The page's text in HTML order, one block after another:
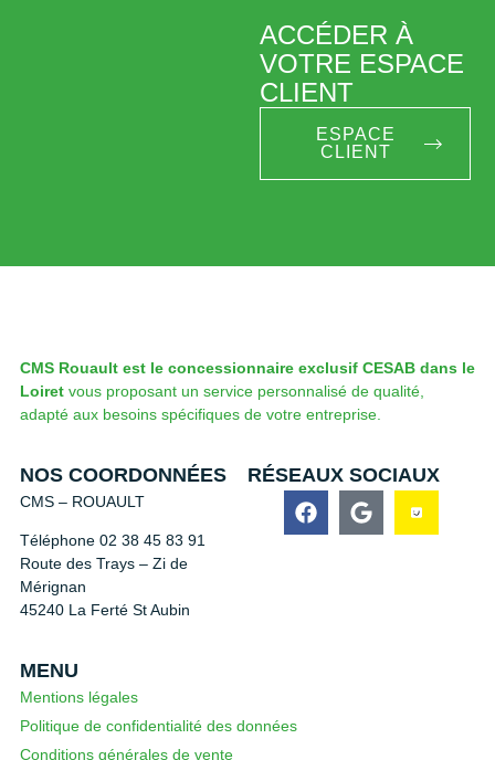
ACCÉDER À
VOTRE ESPACE
CLIENT
ESPACE
CLIENT
CMS Rouault est le concessionnaire exclusif CESAB dans le
Loiretvous proposant un service personnalisé de qualité,
adapté aux besoins spécifiques de votre entreprise.
NOS COORDONNÉES
CMS – ROUAULT
Téléphone 02 38 45 83 91
Route des Trays – Zi de
Mérignan
45240 La Ferté St Aubin
RÉSEAUX SOCIAUX
MENU
Mentions légales
Politique de confidentialité des données
Conditions générales de vente